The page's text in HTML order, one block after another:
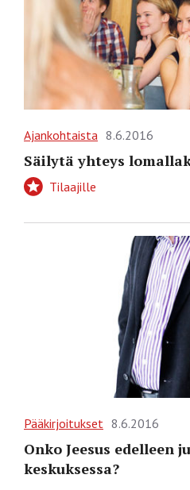
Ajankohtaista 8.6.2016
Säilytä yhteys
Tilaajille
Pääkirjoitukset 8.6.2016
Onko Jeesus edelleen
keskuksessa?